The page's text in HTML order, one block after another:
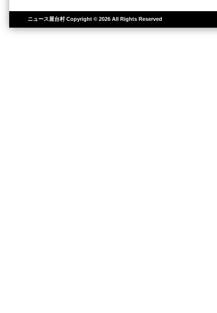
ニュース屋台村Copyright © 2026 All Rights Reserved